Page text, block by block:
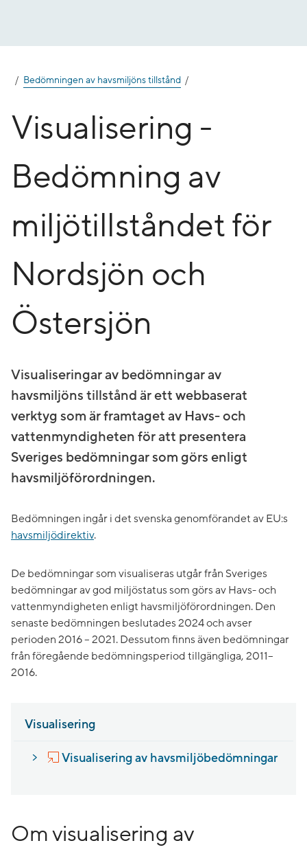
Bedömningen av havsmiljöns tillstånd
Visualisering -
Bedömning av
miljötillståndet för
Nordsjön och
Östersjön
Visualiseringar av bedömningar av
havsmiljöns tillstånd är ett webbaserat
verktyg som är framtaget av Havs- och
vattenmyndigheten för att presentera
Sveriges bedömningar som görs enligt
havsmiljöförordningen.
Bedömningen ingår i det svenska genomförandet av EU:s
havsmiljödirektiv.
De bedömningar som visualiseras utgår från Sveriges
bedömningar av god miljöstatus som görs av Havs- och
vattenmyndigheten enligt havsmiljöförordningen. Den
senaste bedömningen beslutades 2024 och avser
perioden 2016 – 2021. Dessutom finns även bedömningar
från föregående bedömningsperiod tillgängliga, 2011–
2016.
Visualisering
Visualisering av havsmiljöbedömningar
Om visualisering av